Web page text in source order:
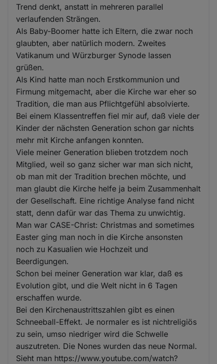
Trend denkt, anstatt in mehreren parallel
verlaufenden Strängen.
Als Baby-Boomer hatte ich Eltern, die zwar noch
glaubten, aber natürlich modern. Zweites
Vatikanum und Würzburger Synode lassen
grüßen.
Als Kind hatte man noch Erstkommunion und
Firmung mitgemacht, aber die Kirche war eher so
Tradition, die man aus Pflichtgefühl absolvierte.
Bei einem Klassentreffen fiel mir auf, daß viele der
Kinder der nächsten Generation schon gar nichts
mehr mit Kirche anfangen konnten.
Viele meiner Generation blieben trotzdem noch
Mitglied, weil so ganz sicher war man sich nicht,
ob man mit der Tradition brechen möchte, und
man glaubt die Kirche helfe ja beim Zusammenhalt
der Gesellschaft. Eine richtige Analyse fand nicht
statt, denn dafür war das Thema zu unwichtig.
Man war CASE-Christ: Christmas and sometimes
Easter ging man noch in die Kirche ansonsten
noch zu Kasualien wie Hochzeit und
Beerdigungen.
Schon bei meiner Generation war klar, daß es
Evolution gibt, und die Welt nicht in 6 Tagen
erschaffen wurde.
Bei den Kirchenaustrittszahlen gibt es einen
Schneeball-Effekt. Je normaler es ist nichtreligiös
zu sein, umso niedriger wird die Schwelle
auszutreten. Die Nones wurden das neue Normal.
Sieht man https://www.youtube.com/watch?